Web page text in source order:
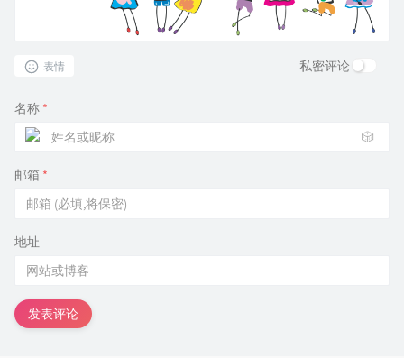
表情 私密评论
名称 *
🎲
邮箱 *
地址
发表评论